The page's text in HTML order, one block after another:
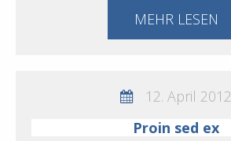
MEHR LESEN
12. April 2012
Proin sed ex